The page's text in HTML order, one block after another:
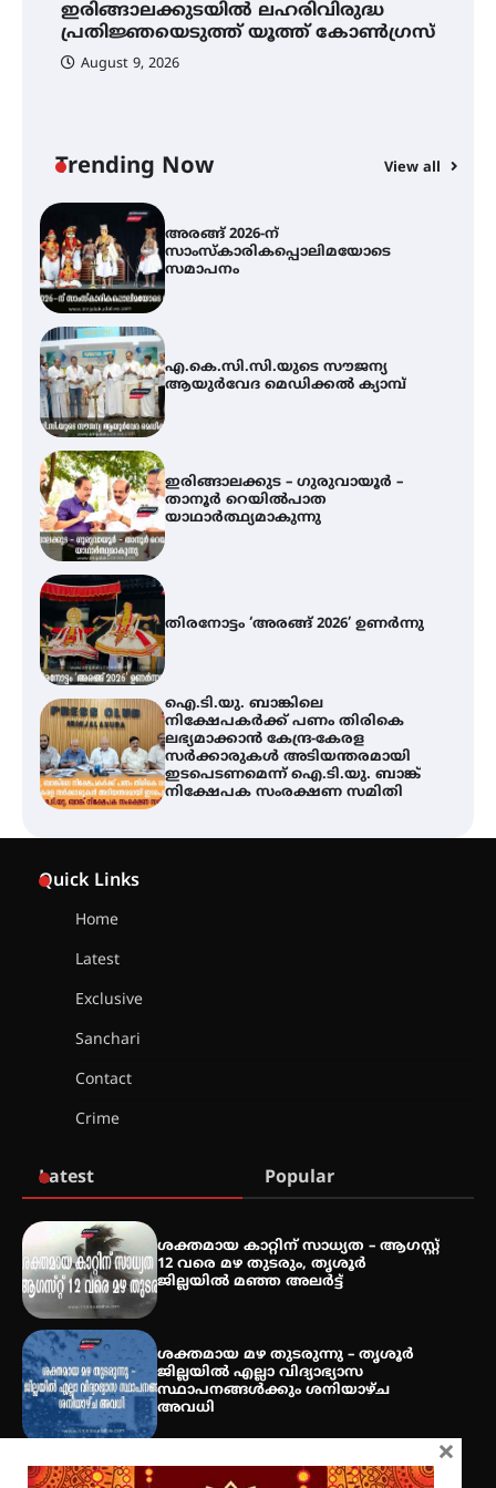
ഇരിങ്ങാലക്കുടയിൽ ലഹരിവിരുദ്ധ
പ്രതിജ്ഞയെടുത്ത് യൂത്ത് കോൺഗ്രസ്
August 9, 2026
Trending Now View all
സർക്കാരുകൾ അടിയന്തരമായി
ഇടപെടണമെന്ന് ഐ.ടി.യു. ബാങ്ക്
നിക്ഷേപക സംരക്ഷണ സമിതി
യൂത്ത് കോൺഗ്രസ്
അരങ്ങ് 2026-ന്
സാംസ്കാരികപ്പൊലിമയോടെ
സമാപനം
എ.കെ.സി.സി.യുടെ സൗജന്യ
ആയുർവേദ മെഡിക്കൽ ക്യാമ്പ്
ഇരിങ്ങാലക്കുട – ഗുരുവായൂർ –
താനൂർ റെയിൽപാത
യാഥാർത്ഥ്യമാകുന്നു
തിരനോട്ടം ‘അരങ്ങ് 2026’ ഉണർന്നു
ഐ.ടി.യു. ബാങ്കിലെ
നിക്ഷേപകർക്ക് പണം തിരികെ
ലഭ്യമാക്കാൻ കേന്ദ്ര-കേരള
സർക്കാരുകൾ അടിയന്തരമായി
ഇടപെടണമെന്ന് ഐ.ടി.യു. ബാങ്ക്
നിക്ഷേപക സംരക്ഷണ സമിതി
താനൂർ റെയിൽപാത
യാഥാർത്ഥ്യമാകുന്നു
തിരനോട്ടം ‘അരങ്ങ് 2026’ ഉണർന്നു
നിക്ഷേപകർക്ക് പണം തിരികെ
ലഭ്യമാക്കാൻ കേന്ദ്ര-കേരള
Quick Links
Home
Latest
Exclusive
Sanchari
Contact
Crime
Latest Popular
ശക്തമായ കാറ്റിന് സാധ്യത – ആഗസ്റ്റ്
12 വരെ മഴ തുടരും, തൃശൂർ
ജില്ലയിൽ മഞ്ഞ അലർട്ട്
ശക്തമായ മഴ തുടരുന്നു – തൃശൂർ
ജില്ലയിൽ എല്ലാ വിദ്യാഭ്യാസ
സ്ഥാപനങ്ങൾക്കും ശനിയാഴ്ച
അവധി
×